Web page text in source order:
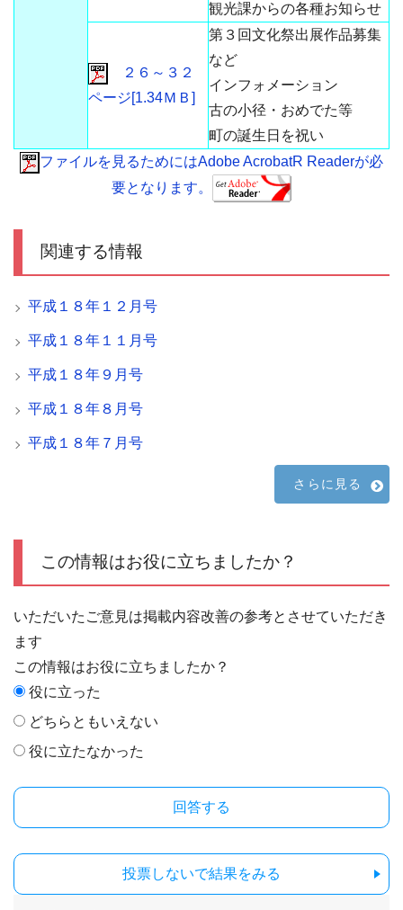
観光課からの各種お知らせ
２６～３２
ページ[1.34ＭＢ]
第３回文化祭出展作品募集
など
インフォメーション
古の小径・おめでた等
町の誕生日を祝い
ファイルを見るためにはAdobe AcrobatR Readerが必
要となります。
関連する情報
平成１８年１２月号
平成１８年１１月号
平成１８年９月号
平成１８年８月号
平成１８年７月号
さらに見る
この情報はお役に立ちましたか？
いただいたご意見は掲載内容改善の参考とさせていただき
ます
この情報はお役に立ちましたか？
役に立った
どちらともいえない
役に立たなかった
投票しないで結果をみる